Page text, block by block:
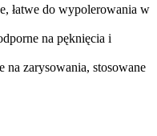
łatwe do wypolerowania w
na pęknięcia i
zarysowania, stosowane